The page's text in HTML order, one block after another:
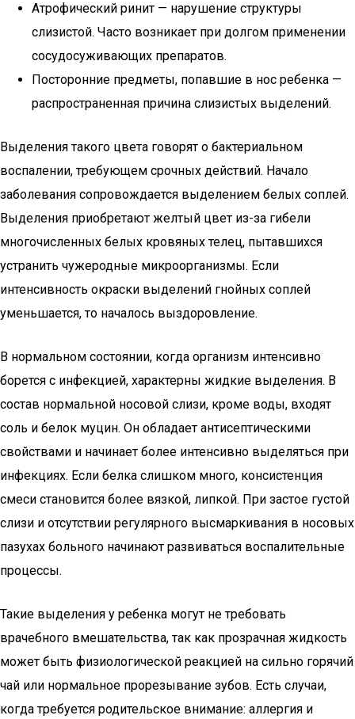
Атрофический ринит — нарушение структуры
слизистой. Часто возникает при долгом применении
сосудосуживающих препаратов.
Посторонние предметы, попавшие в нос ребенка —
распространенная причина слизистых выделений.
Выделения такого цвета говорят о бактериальном
воспалении, требующем срочных действий. Начало
заболевания сопровождается выделением белых соплей.
Выделения приобретают желтый цвет из-за гибели
многочисленных белых кровяных телец, пытавшихся
устранить чужеродные микроорганизмы. Если
интенсивность окраски выделений гнойных соплей
уменьшается, то началось выздоровление.
В нормальном состоянии, когда организм интенсивно
борется с инфекцией, характерны жидкие выделения. В
состав нормальной носовой слизи, кроме воды, входят
соль и белок муцин. Он обладает антисептическими
свойствами и начинает более интенсивно выделяться при
инфекциях. Если белка слишком много, консистенция
смеси становится более вязкой, липкой. При застое густой
слизи и отсутствии регулярного высмаркивания в носовых
пазухах больного начинают развиваться воспалительные
процессы.
Такие выделения у ребенка могут не требовать
врачебного вмешательства, так как прозрачная жидкость
может быть физиологической реакцией на сильно горячий
чай или нормальное прорезывание зубов. Есть случаи,
когда требуется родительское внимание: аллергия и